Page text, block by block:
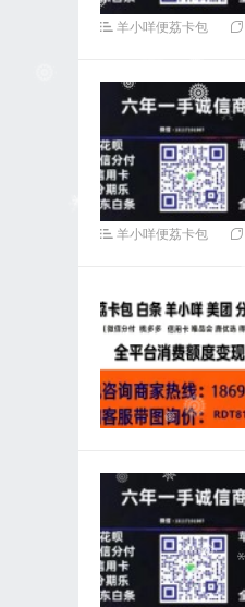
羊小咩便荔卡包
羊小咩便荔卡包